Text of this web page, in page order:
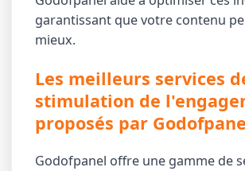
garantissant que votre contenu
mieux.
Les meilleurs services
stimulation de
proposés par
Godofpanel offre une gamme de